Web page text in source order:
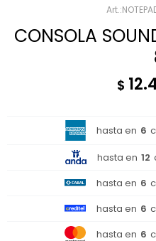
CONSOLA
$
hasta en 6
hasta en 12
hasta en 6
hasta en 6
hasta en 6